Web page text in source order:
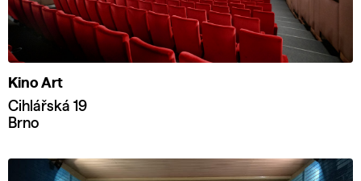
Kino Art
Cihlářská 19
Brno